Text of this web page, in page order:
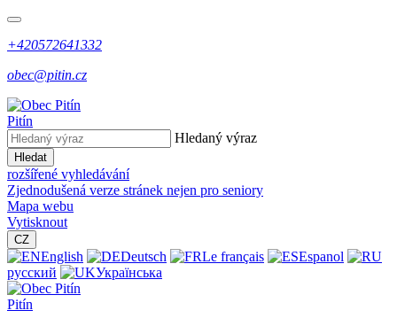
+420572641332
obec@pitin.cz
Pitín
Hledaný výraz
Hledat
rozšířené vyhledávání
Zjednodušená verze stránek nejen pro seniory
Mapa webu
Vytisknout
CZ
English Deutsch Le français
Espanol
русский
Українська
Pitín